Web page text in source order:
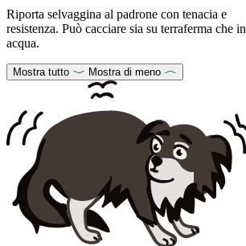
Riporta selvaggina al padrone con tenacia e
resistenza. Può cacciare sia su terraferma che in
acqua.
Mostra tutto Mostra di meno